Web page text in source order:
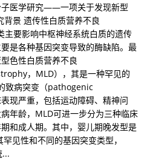
医学研究——一项关于发现新型
景 遗传性白质营养不良
主要影响中枢神经系统白质的遗传
是各种基因突变导致的酶缺陷。最
色性白质营养不良
，MLD），其是一种罕见的
致病突变（pathogenic
现严重，包括运动障碍、精神问
年龄，MLD可进一步分为三种临床
和成人期。其中，婴儿期晚发型是
见性和不同的基因突变类型，
...